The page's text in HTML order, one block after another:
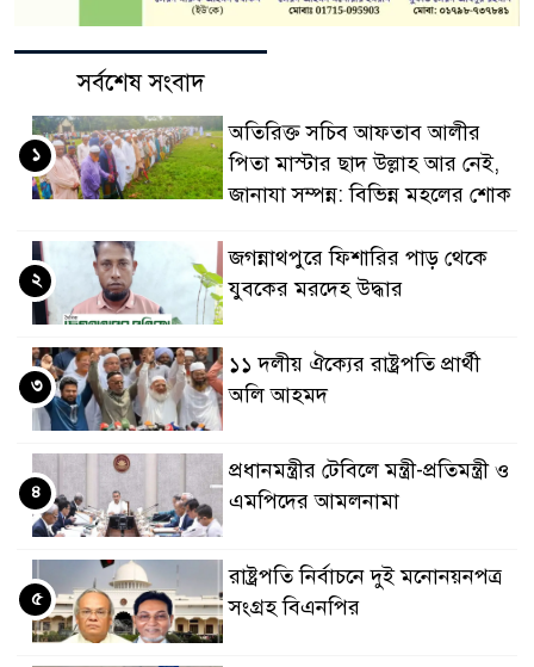
সর্বশেষ সংবাদ
অতিরিক্ত সচিব আফতাব আলীর
পিতা মাস্টার ছাদ উল্লাহ আর নেই,
জানাযা সম্পন্ন: বিভিন্ন মহলের শোক
১
জগন্নাথপুরে ফিশারির পাড় থেকে
যুবকের মরদেহ উদ্ধার
২
১১ দলীয় ঐক্যের রাষ্ট্রপতি প্রার্থী
অলি আহমদ
৩
প্রধানমন্ত্রীর টেবিলে মন্ত্রী-প্রতিমন্ত্রী ও
এমপিদের আমলনামা
৪
রাষ্ট্রপতি নির্বাচনে দুই মনোনয়নপত্র
সংগ্রহ বিএনপির
৫